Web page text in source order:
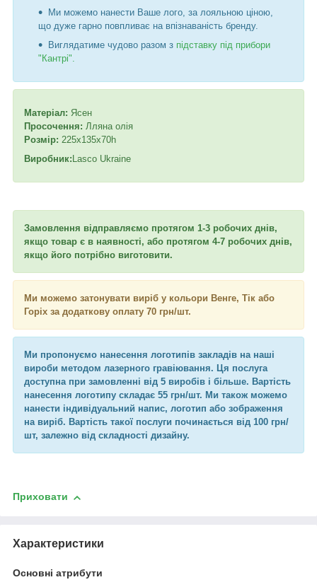
Ми можемо нанести Ваше лого, за лояльною ціною,
що дуже гарно повпливає на впізнаваність бренду.
Виглядатиме чудово разом з підставку під прибори
"Кантрі".
Матеріал: Ясен
Просочення: Лляна олія
Розмір: 225х135х70һ
Виробник: Lasco Ukraine
Замовлення відправляємо протягом 1-3 робочих днів,
якщо товар є в наявності, або протягом 4-7 робочих днів,
якщо його потрібно виготовити.
Ми можемо затонувати виріб у кольори Венге, Тік або
Горіх за додаткову оплату 70 грн/шт.
Ми пропонуємо нанесення логотипів закладів на наші
вироби методом лазерного гравіювання. Ця послуга
доступна при замовленні від 5 виробів і більше. Вартість
нанесення логотипу складає 55 грн/шт. Ми також можемо
нанести індивідуальний напис, логотип або зображення
на виріб. Вартість такої послуги починається від 100 грн/
шт, залежно від складності дизайну.
Приховати
Характеристики
Основні атрибути